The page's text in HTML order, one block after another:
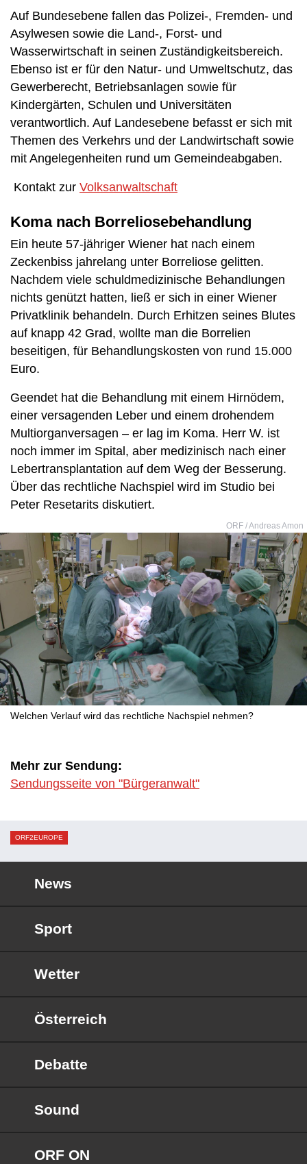
Auf Bundesebene fallen das Polizei-, Fremden- und
Asylwesen sowie die Land-, Forst- und
Wasserwirtschaft in seinen Zuständigkeitsbereich.
Ebenso ist er für den Natur- und Umweltschutz, das
Gewerberecht, Betriebsanlagen sowie für
Kindergärten, Schulen und Universitäten
verantwortlich. Auf Landesebene befasst er sich mit
Themen des Verkehrs und der Landwirtschaft sowie
mit Angelegenheiten rund um Gemeindeabgaben.
Kontakt zur Volksanwaltschaft
Koma nach Borreliosebehandlung
Ein heute 57-jähriger Wiener hat nach einem
Zeckenbiss jahrelang unter Borreliose gelitten.
Nachdem viele schuldmedizinische Behandlungen
nichts genützt hatten, ließ er sich in einer Wiener
Privatklinik behandeln. Durch Erhitzen seines Blutes
auf knapp 42 Grad, wollte man die Borrelien
beseitigen, für Behandlungskosten von rund 15.000
Euro.
Geendet hat die Behandlung mit einem Hirnödem,
einer versagenden Leber und einem drohendem
Multiorganversagen – er lag im Koma. Herr W. ist
noch immer im Spital, aber medizinisch nach einer
Lebertransplantation auf dem Weg der Besserung.
Über das rechtliche Nachspiel wird im Studio bei
Peter Resetarits diskutiert.
ORF / Andreas Amon
Welchen Verlauf wird das rechtliche Nachspiel nehmen?
Mehr zur Sendung:
Sendungsseite von "Bürgeranwalt"
ORF2EUROPE
News
Sport
Wetter
Österreich
Debatte
Sound
ORF ON